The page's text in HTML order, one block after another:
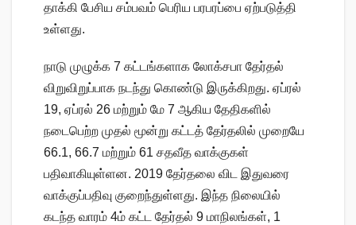
தாக்கி பேசிய சம்பவம் பெரிய பரபரப்பை ஏற்படுத்தி
உள்ளது.
நாடு முழுக்க 7 கட்டங்களாக லோக்சபா தேர்தல்
விறுவிறுப்பாக நடந்து கொண்டு இருக்கிறது. ஏப்ரல்
19, ஏப்ரல் 26 மற்றும் மே 7 ஆகிய தேதிகளில்
நடைபெற்ற முதல் மூன்று கட்டத் தேர்தலில் முறையே
66.1, 66.7 மற்றும் 61 சதவீத வாக்குகள்
பதிவாகியுள்ளன. 2019 தேர்தலை விட இதுவரை
வாக்குப்பதிவு குறைந்துள்ளது. இந்த நிலையில்
கடந்த வாரம் 4ம் கட்ட தேர்தல் 9 மாநிலங்கள், 1